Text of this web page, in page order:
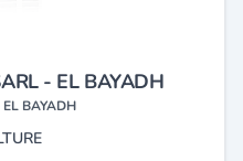
- EL BAYADH
BAYADH